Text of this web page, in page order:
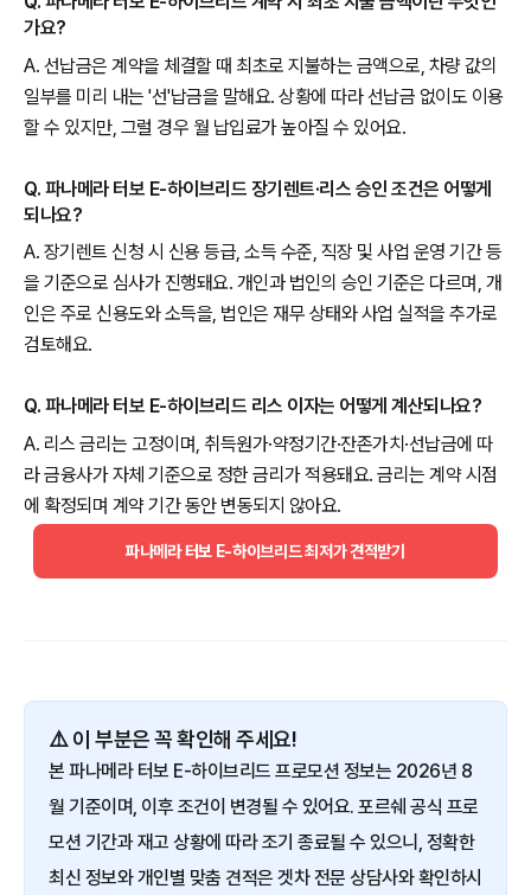
가요?
A. 선납금은 계약을 체결할 때 최초로 지불하는 금액으로, 차량 값의
일부를 미리 내는 '선'납금을 말해요. 상황에 따라 선납금 없이도 이용
할 수 있지만, 그럴 경우 월 납입료가 높아질 수 있어요.
Q. 파나메라 터보 E-하이브리드 장기렌트·리스 승인 조건은 어떻게
되나요?
A. 장기렌트 신청 시 신용 등급, 소득 수준, 직장 및 사업 운영 기간 등
을 기준으로 심사가 진행돼요. 개인과 법인의 승인 기준은 다르며, 개
인은 주로 신용도와 소득을, 법인은 재무 상태와 사업 실적을 추가로
검토해요.
Q. 파나메라 터보 E-하이브리드 리스 이자는 어떻게 계산되나요?
A. 리스 금리는 고정이며, 취득원가·약정기간·잔존가치·선납금에 따
라 금융사가 자체 기준으로 정한 금리가 적용돼요. 금리는 계약 시점
에 확정되며 계약 기간 동안 변동되지 않아요.
파나메라 터보 E-하이브리드 최저가 견적받기
⚠️ 이 부분은 꼭 확인해 주세요!
본 파나메라 터보 E-하이브리드 프로모션 정보는 2026년 8
월 기준이며, 이후 조건이 변경될 수 있어요. 포르쉐 공식 프로
모션 기간과 재고 상황에 따라 조기 종료될 수 있으니, 정확한
최신 정보와 개인별 맞춤 견적은 겟차 전문 상담사와 확인하시